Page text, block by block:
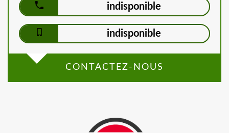
indisponible
indisponible
CONTACTEZ-NOUS